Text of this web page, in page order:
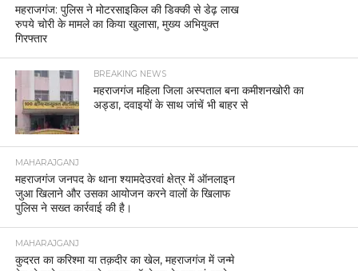
महराजगंज: पुलिस ने मोटरसाइकिल की डिक्की से डेढ़ लाख
रुपये चोरी के मामले का किया खुलासा, मुख्य अभियुक्त
गिरफ्तार
BREAKING NEWS
महराजगंज महिला जिला अस्पताल बना कमीशनखोरी का
अड्डा, दवाइयों के साथ जांचें भी बाहर से
MAHARAJGANJ
महराजगंज जनपद के थाना श्यामदेउरवां क्षेत्र में ऑनलाइन
जुआ खिलाने और उसका आयोजन करने वालों के खिलाफ
पुलिस ने सख्त कार्रवाई की है।
MAHARAJGANJ
कुदरत का करिश्मा या तक़दीर का खेल, महराजगंज में जन्मे